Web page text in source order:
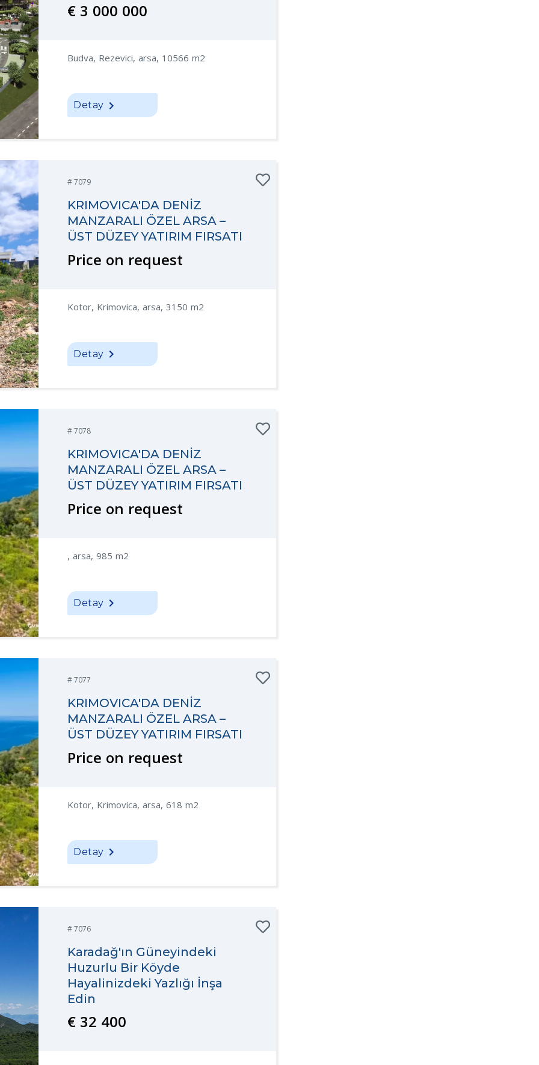
€ 3 000 000
Budva, Rezevici, arsa, 10566 m2
Detay
# 7079
KRIMOVICA'DA DENİZ
MANZARALI ÖZEL ARSA –
ÜST DÜZEY YATIRIM FIRSATI
Price on request
Kotor, Krimovica, arsa, 3150 m2
Detay
# 7078
KRIMOVICA'DA DENİZ
MANZARALI ÖZEL ARSA –
ÜST DÜZEY YATIRIM FIRSATI
Price on request
, arsa, 985 m2
Detay
# 7077
KRIMOVICA'DA DENİZ
MANZARALI ÖZEL ARSA –
ÜST DÜZEY YATIRIM FIRSATI
Price on request
Kotor, Krimovica, arsa, 618 m2
Detay
# 7076
Karadağ'ın Güneyindeki
Huzurlu Bir Köyde
Hayalinizdeki Yazlığı İnşa
Edin
€ 32 400